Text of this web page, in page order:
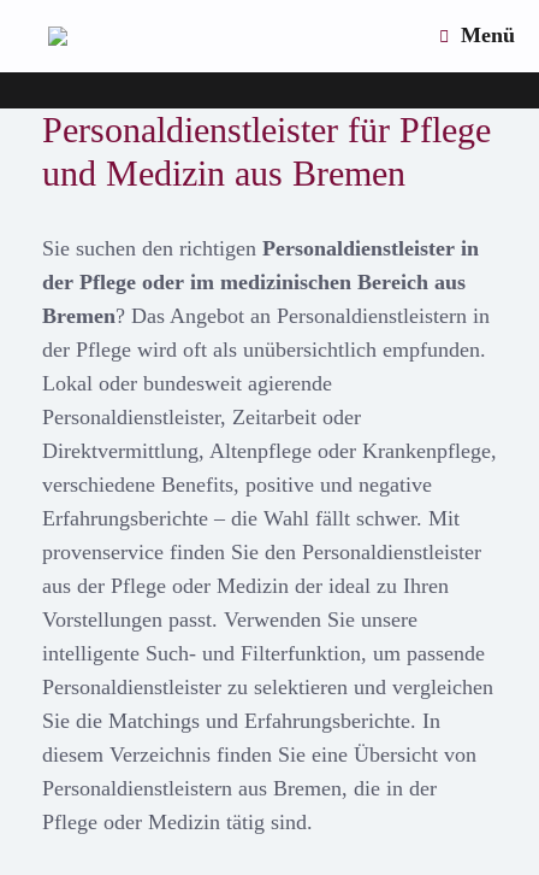
Menü
Personaldienstleister für Pflege
und Medizin aus Bremen
Sie suchen den richtigen Personaldienstleister in
der Pflege oder im medizinischen Bereich aus
Bremen? Das Angebot an Personaldienstleistern in
der Pflege wird oft als unübersichtlich empfunden.
Lokal oder bundesweit agierende
Personaldienstleister, Zeitarbeit oder
Direktvermittlung, Altenpflege oder Krankenpflege,
verschiedene Benefits, positive und negative
Erfahrungsberichte – die Wahl fällt schwer. Mit
provenservice finden Sie den Personaldienstleister
aus der Pflege oder Medizin der ideal zu Ihren
Vorstellungen passt. Verwenden Sie unsere
intelligente Such- und Filterfunktion, um passende
Personaldienstleister zu selektieren und vergleichen
Sie die Matchings und Erfahrungsberichte. In
diesem Verzeichnis finden Sie eine Übersicht von
Personaldienstleistern aus Bremen, die in der
Pflege oder Medizin tätig sind.